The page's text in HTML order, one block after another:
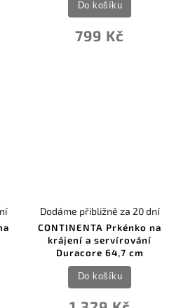
799 Kč
Do košíku
CONTINENTA Prkénko na
krájení a servírování
Duracore 64,7 cm
Dodáme přibližně za 20 dní
Do košíku